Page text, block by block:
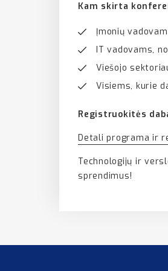
Kam skirta
Įmonių
IT vadovams,
Viešojo
Visiems, kurie
Registruokitės
Detali programa ir
Technologijų ir
sprendimus!